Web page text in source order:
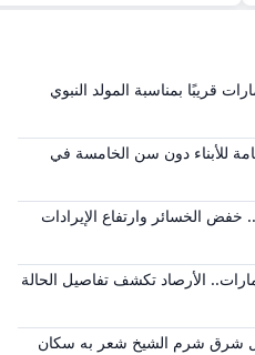
قريبًا بمناسبة المولد النبوي
للأبناء دون سن الخامسة في
عاجل | «الكويتية» تعلن نتائج 2025.. خفض الخسائر وارتفاع الإيرادات
4 أيام في الإمارات.. الأرصاد تكشف تفاصيل الحالة
5.6 ريختر شمال شرق شرم الشيخ شعر به سكان